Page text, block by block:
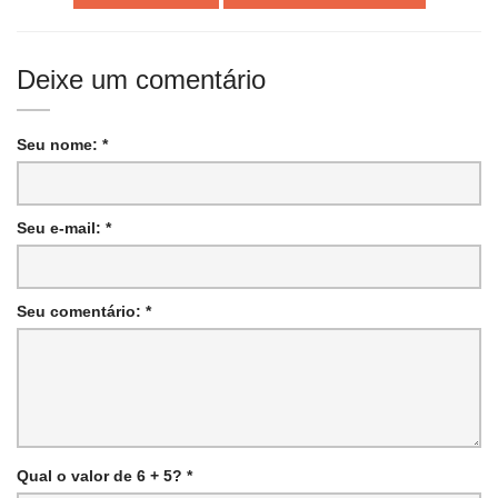
Deixe um comentário
Seu nome: *
Seu e-mail: *
Seu comentário: *
Qual o valor de 6 + 5? *